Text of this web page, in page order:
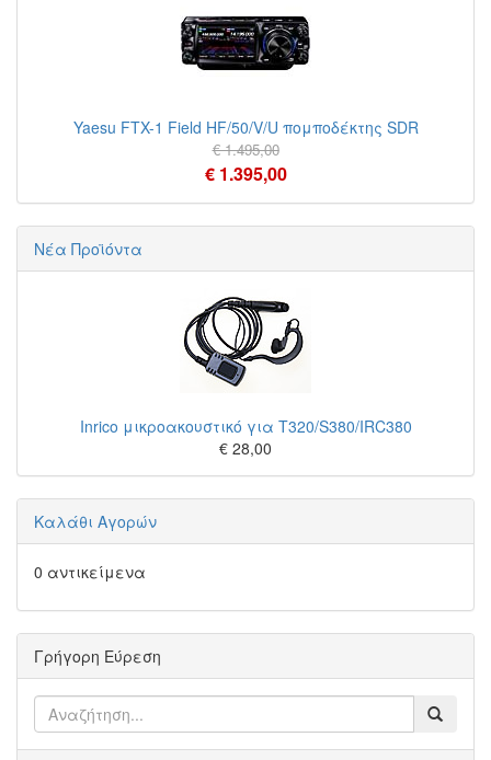
Yaesu FTX-1 Field HF/50/V/U πομποδέκτης SDR
€ 1.495,00
€ 1.395,00
Νέα Προϊόντα
Inrico μικροακουστικό για T320/S380/IRC380
€ 28,00
Καλάθι Αγορών
0 αντικείμενα
Γρήγορη Εύρεση